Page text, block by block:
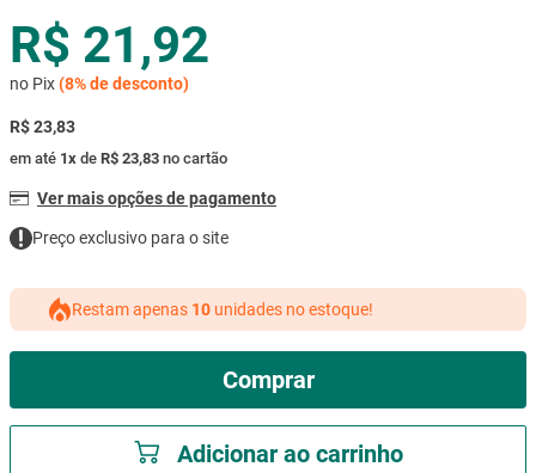
R$ 21,92
no Pix(8%de desconto)
R$ 23,83
em até 1x de R$ 23,83 no cartão
Ver mais opções de pagamento
Preço exclusivo para o site
Restam apenas 10 unidades no estoque!
Comprar
Adicionar ao carrinho
9 º mesa
10º ar condicionado